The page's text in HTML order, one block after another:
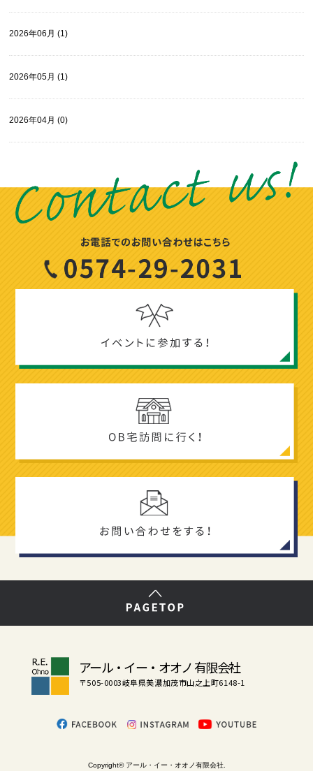
2026年06月 (1)
2026年05月 (1)
2026年04月 (0)
アール・イー・オオノ 有限会社
〒505-0003岐阜県美濃加茂市山之上町6148-1
Copyright© アール・イー・オオノ有限会社.